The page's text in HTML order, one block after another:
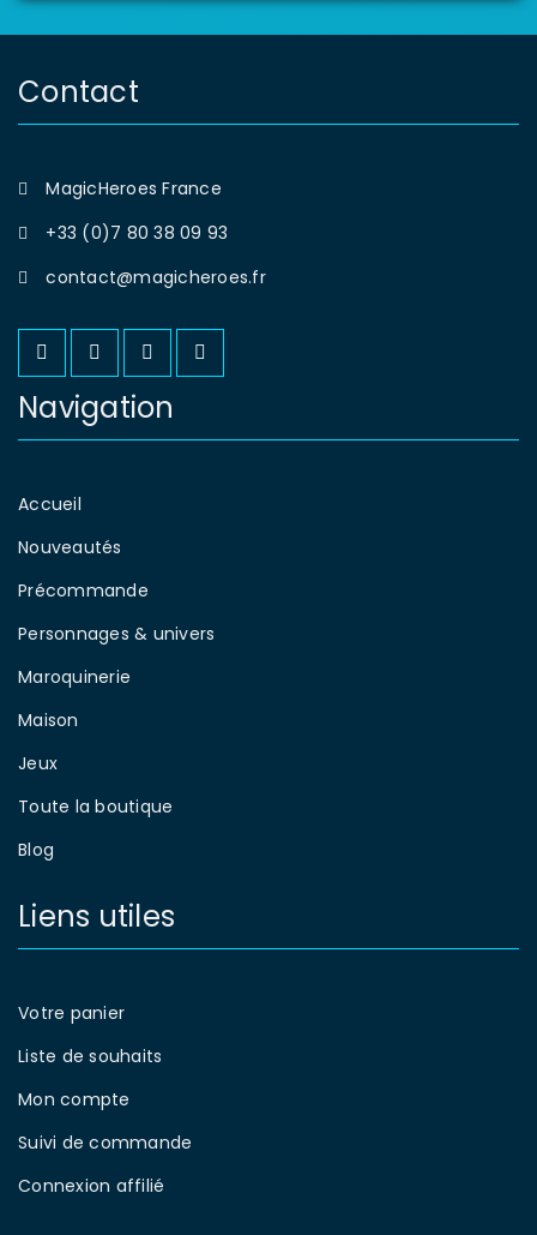
Contact
MagicHeroes France
+33 (0)7 80 38 09 93
contact@magicheroes.fr
Navigation
Accueil
Nouveautés
Précommande
Personnages & univers
Maroquinerie
Maison
Jeux
Toute la boutique
Blog
Liens utiles
Votre panier
Liste de souhaits
Mon compte
Suivi de commande
Connexion affilié